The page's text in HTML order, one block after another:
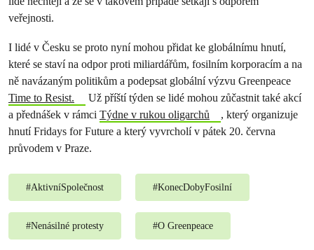
veřejnosti.
I lidé v Česku se proto nyní mohou přidat ke globálnímu hnutí,
které se staví na odpor proti miliardářům, fosilním korporacím a na
ně navázaným politikům a podepsat globální výzvu Greenpeace
Time to Resist.
Už příští týden se lidé mohou zůčastnit také akcí
a přednášek v rámci Týdne v rukou oligarchů
, který organizuje
hnutí Fridays for Future a který vyvrcholí v pátek 20. června
průvodem v Praze.
#AktivníSpolečnost #KonecDobyFosilní
#Nenásilné protesty #O Greenpeace